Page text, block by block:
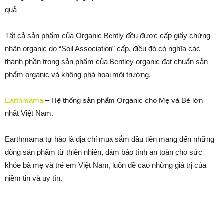
quả
Tất cả sản phẩm của Organic Bently đều được cấp giấy chứng
nhận organic do “Soil Association” cấp, điều đó có nghĩa các
thành phần trong sản phẩm của Bentley organic đạt chuẩn sản
phẩm organic và không phá hoại môi trường.
Earthmama – Hệ thống sản phẩm Organic cho Mẹ và Bé lớn
nhất Việt Nam.
Earthmama tự hào là địa chỉ mua sắm đầu tiên mang đến những
dòng sản phẩm từ thiên nhiên, đảm bảo tính an toàn cho sức
khỏe bà mẹ và trẻ em Việt Nam, luôn đề cao những giá trị của
niềm tin và uy tín.